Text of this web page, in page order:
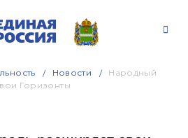
Новости
Народный
Горизонты